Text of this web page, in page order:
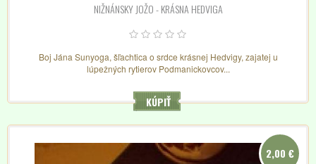
NIŽNÁNSKY JOŽO - KRÁSNA HEDVIGA
Boj Jána Sunyoga, šľachtica o srdce krásnej Hedvigy, zajatej u
lúpežných rytierov Podmanickovcov...
KÚPIŤ
2,00 €